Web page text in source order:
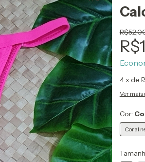
4x de
Ver mais
Cor:
Coral